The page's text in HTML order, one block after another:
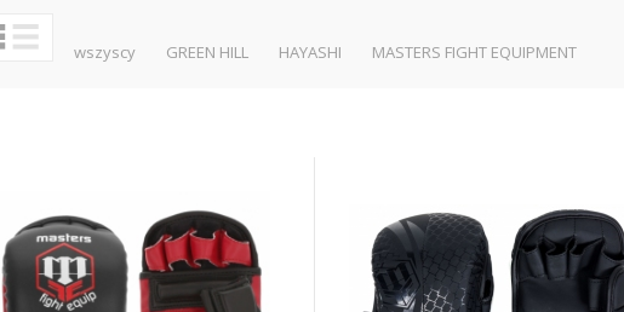
wszyscy GREEN HILL HAYASHI MASTERS FIGHT EQUIPMENT